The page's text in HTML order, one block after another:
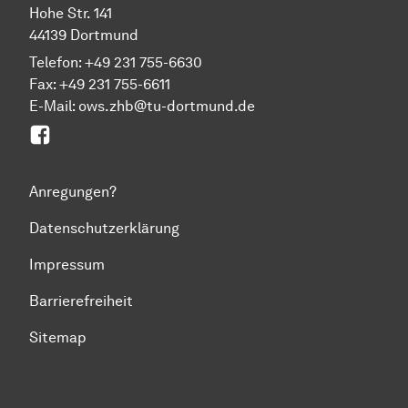
Hohe Str. 141
44139 Dortmund
Telefon: +49 231 755-6630
Fax: +49 231 755-6611
E-Mail: ows.zhb@tu-dortmund.de
Anregungen?
Datenschutzerklärung
Impressum
Barrierefreiheit
Sitemap